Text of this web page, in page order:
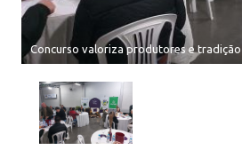
Concurso valoriza produtores e